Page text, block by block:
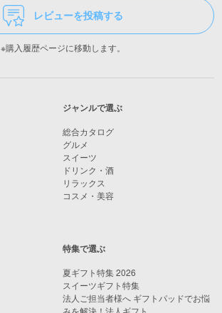
レビューを投稿する
※購入履歴ページに移動します。
ジャンルで選ぶ
総合カタログ
グルメ
スイーツ
ドリンク・酒
リラックス
コスメ・美容
特集で選ぶ
夏ギフト特集 2026
スイーツギフト特集
法人ご担当者様へ ギフトパッドでお悩
みを解決！法人ギフト